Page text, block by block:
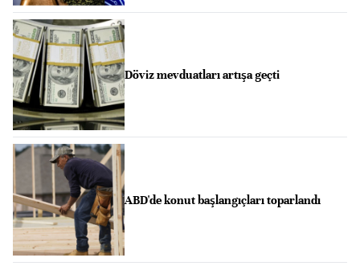
Döviz mevduatları artışa geçti
ABD'de konut başlangıçları toparlandı